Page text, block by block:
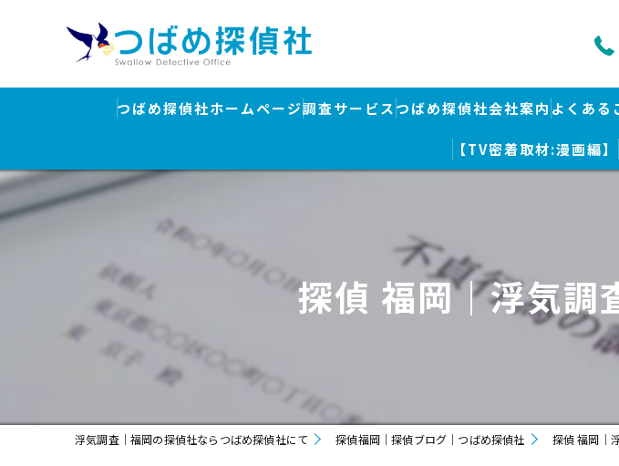
つばめ探偵社ホームページ調査サービス
浮気調査
行方調査・人探し
ストーカー対策
つばめ探偵社会社案内
つばめ探偵社｜福岡市博多区福岡
つばめ探偵社 赤坂大手門事務所
久留米つばめ探偵社｜西鉄久留
よくある
【TV密着取材:漫画編】
探偵 福岡｜浮気調
浮気調査｜福岡の探偵社ならつばめ探偵社にて 探偵福岡｜探偵ブログ｜つばめ探偵社 探偵 福岡｜